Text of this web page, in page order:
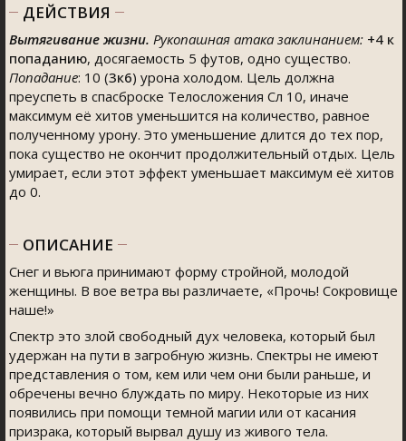
ДЕЙСТВИЯ
Вытягивание жизни. Рукопашная атака заклинанием: +4 к
попаданию, досягаемость 5 футов, одно существо.
Попадание: 10 (3к6) урона холодом. Цель должна
преуспеть в спасброске Телосложения Сл 10, иначе
максимум её хитов уменьшится на количество, равное
полученному урону. Это уменьшение длится до тех пор,
пока существо не окончит продолжительный отдых. Цель
умирает, если этот эффект уменьшает максимум её хитов
до 0.
ОПИСАНИЕ
Снег и вьюга принимают форму стройной, молодой
женщины. В вое ветра вы различаете, «Прочь! Сокровище
наше!»
Спектр это злой свободный дух человека, который был
удержан на пути в загробную жизнь. Спектры не имеют
представления о том, кем или чем они были раньше, и
обречены вечно блуждать по миру. Некоторые из них
появились при помощи темной магии или от касания
призрака, который вырвал душу из живого тела.